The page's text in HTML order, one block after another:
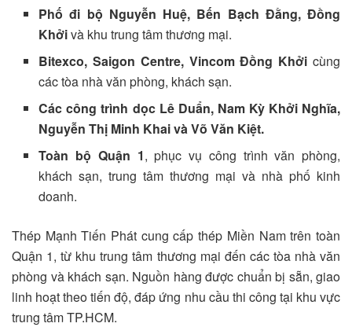
Phố đi bộ Nguyễn Huệ, Bến Bạch Đằng, Đồng
Khởivà khu trung tâm thương mại.
Bitexco, Saigon Centre, Vincom Đồng Khởi cùng
các tòa nhà văn phòng, khách sạn.
Các công trình dọc Lê Duẩn, Nam Kỳ Khởi Nghĩa,
Nguyễn Thị Minh Khai và Võ Văn Kiệt.
Toàn bộ Quận 1, phục vụ công trình văn phòng,
khách sạn, trung tâm thương mại và nhà phố kinh
doanh.
Thép Mạnh Tiến Phát cung cấp thép Miền Nam trên toàn
Quận 1, từ khu trung tâm thương mại đến các tòa nhà văn
phòng và khách sạn. Nguồn hàng được chuẩn bị sẵn, giao
linh hoạt theo tiến độ, đáp ứng nhu cầu thi công tại khu vực
trung tâm TP.HCM.